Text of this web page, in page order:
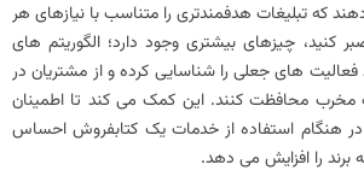
که تبلیغات هدفمندتری را متناسب با نیازهای هر
کنید، چیزهای بیشتری وجود دارد؛ الگوریتم های
های جعلی را شناسایی کرده و از مشتریان در
مخرب محافظت کنند. این کمک می کند تا اطمینان
هنگام استفاده از خدمات یک کتابفروش احساس
برند را افزایش می دهد.